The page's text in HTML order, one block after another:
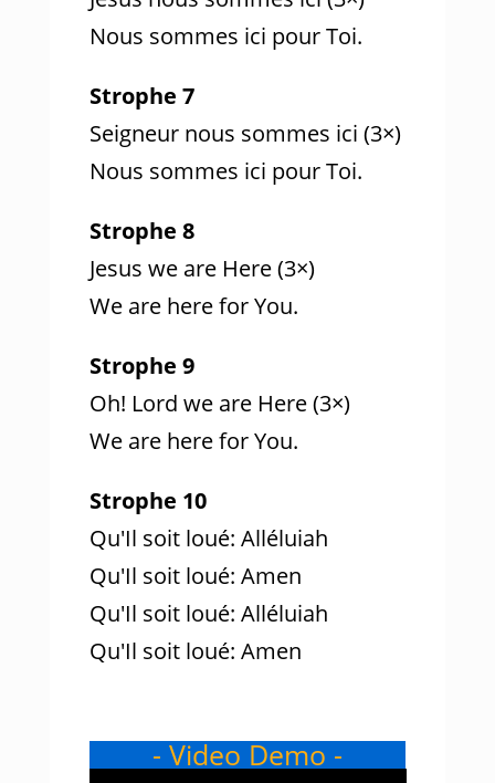
Nous sommes ici pour Toi.
Strophe 7
Seigneur nous sommes ici (3×)
Nous sommes ici pour Toi.
Strophe 8
Jesus we are Here (3×)
We are here for You.
Strophe 9
Oh! Lord we are Here (3×)
We are here for You.
Strophe 10
Qu'Il soit loué: Alléluiah
Qu'Il soit loué: Amen
Qu'Il soit loué: Alléluiah
Qu'Il soit loué: Amen
- Video Demo -